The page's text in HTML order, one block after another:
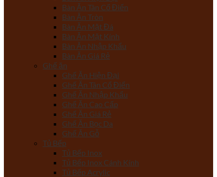
Bàn Ăn Tân Cổ Điển
Bàn Ăn Tròn
Bàn Ăn Mặt Đá
Bàn Ăn Mặt Kính
Bàn Ăn Nhập Khẩu
Bàn Ăn Giá Rẻ
Ghế ăn
Ghế Ăn Hiện Đại
Ghế Ăn Tân Cổ Điển
Ghế Ăn Nhập Khẩu
Ghế Ăn Cao Cấp
Ghế Ăn Giá Rẻ
Ghế Ăn Bọc Da
Ghế Ăn Gỗ
Tủ Bếp
Tủ Bếp Inox
Tủ Bếp Inox Cánh Kính
Tủ Bếp Acrylic